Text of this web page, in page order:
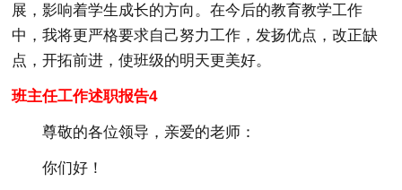
展，影响着学生成长的方向。在今后的教育教学工作
中，我将更严格要求自己努力工作，发扬优点，改正缺
点，开拓前进，使班级的明天更美好。
班主任工作述职报告4
尊敬的各位领导，亲爱的老师：
你们好！